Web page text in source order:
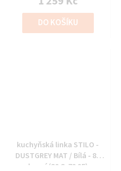
DO KOŠÍKU
kuchyňská linka STILO -
DUSTGREY MAT / Bílá - 80
horní (80 G-72 2F)